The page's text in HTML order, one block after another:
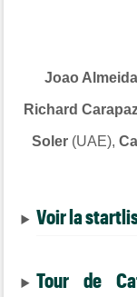
Joao Almeida
Richard
Soler (UAE),
Voir la
Tour de